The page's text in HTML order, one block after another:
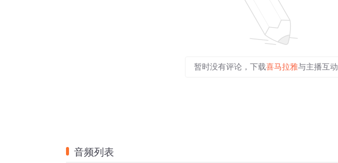
暂时没有评论，下载喜马拉雅与主播互动
音频列表